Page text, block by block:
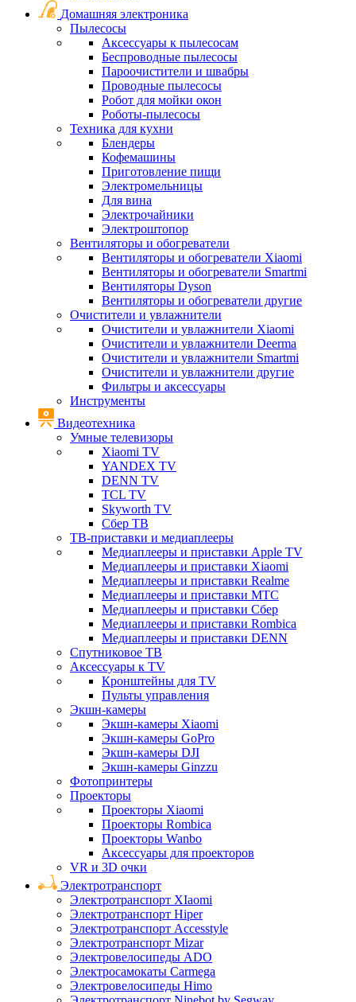
Домашняя электроника
Пылесосы
Аксессуары к пылесосам
Беспроводные пылесосы
Пароочистители и швабры
Проводные пылесосы
Робот для мойки окон
Роботы-пылесосы
Техника для кухни
Блендеры
Кофемашины
Приготовление пищи
Электромельницы
Для вина
Электрочайники
Электроштопор
Вентиляторы и обогреватели
Вентиляторы и обогреватели Xiaomi
Вентиляторы и обогреватели Smartmi
Вентиляторы Dyson
Вентиляторы и обогреватели другие
Очистители и увлажнители
Очистители и увлажнители Xiaomi
Очистители и увлажнители Deerma
Очистители и увлажнители Smartmi
Очистители и увлажнители другие
Фильтры и аксессуары
Инструменты
Видеотехника
Умные телевизоры
Xiaomi TV
YANDEX TV
DENN TV
TCL TV
Skyworth TV
Сбер ТВ
ТВ-приставки и медиаплееры
Медиаплееры и приставки Apple TV
Медиаплееры и приставки Xiaomi
Медиаплееры и приставки Realme
Медиаплееры и приставки МТС
Медиаплееры и приставки Сбер
Медиаплееры и приставки Rombica
Медиаплееры и приставки DENN
Спутниковое ТВ
Аксессуары к TV
Кронштейны для TV
Пульты управления
Экшн-камеры
Экшн-камеры Xiaomi
Экшн-камеры GoPro
Экшн-камеры DJI
Экшн-камеры Ginzzu
Фотопринтеры
Проекторы
Проекторы Xiaomi
Проекторы Rombica
Проекторы Wanbo
Аксессуары для проекторов
VR и 3D очки
Электротранспорт
Электротранспорт XIaomi
Электротранспорт Hiper
Электротранспорт Accesstyle
Электротранспорт Mizar
Электровелосипеды ADO
Электросамокаты Carmega
Электровелосипеды Himo